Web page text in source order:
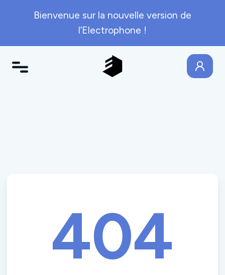
Bienvenue sur la nouvelle version de
l’Electrophone !
404